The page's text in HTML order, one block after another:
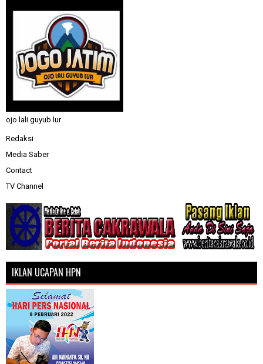
ojo lali guyub lur
Redaksi
Media Saber
Contact
TV Channel
IKLAN UCAPAN HPN